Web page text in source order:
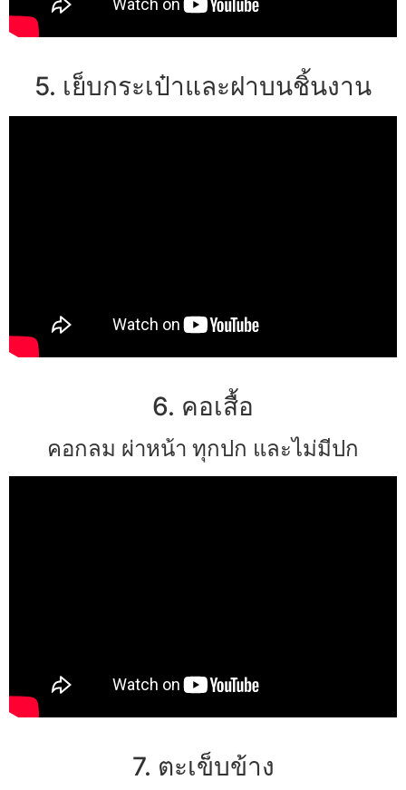
5. เย็บกระเป๋าและฝาบนชิ้นงาน
6. คอเสื้อ
คอกลม ผ่าหน้า ทุกปก และไม่มีปก
7. ตะเข็บข้าง